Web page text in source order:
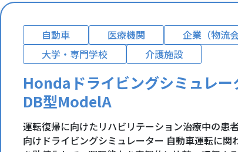
自動車 医療機関
企業（物流
大学・専門学校
介護施設
Hondaドライビングシミュレー
DB型ModelA
運転復帰に向けたリハビリテーション治療中の患
向けドライビングシミュレーター 自動車運転に関